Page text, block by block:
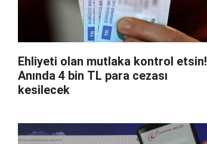
Ehliyeti olan mutlaka kontrol etsin!
Anında 4 bin TL para cezası
kesilecek